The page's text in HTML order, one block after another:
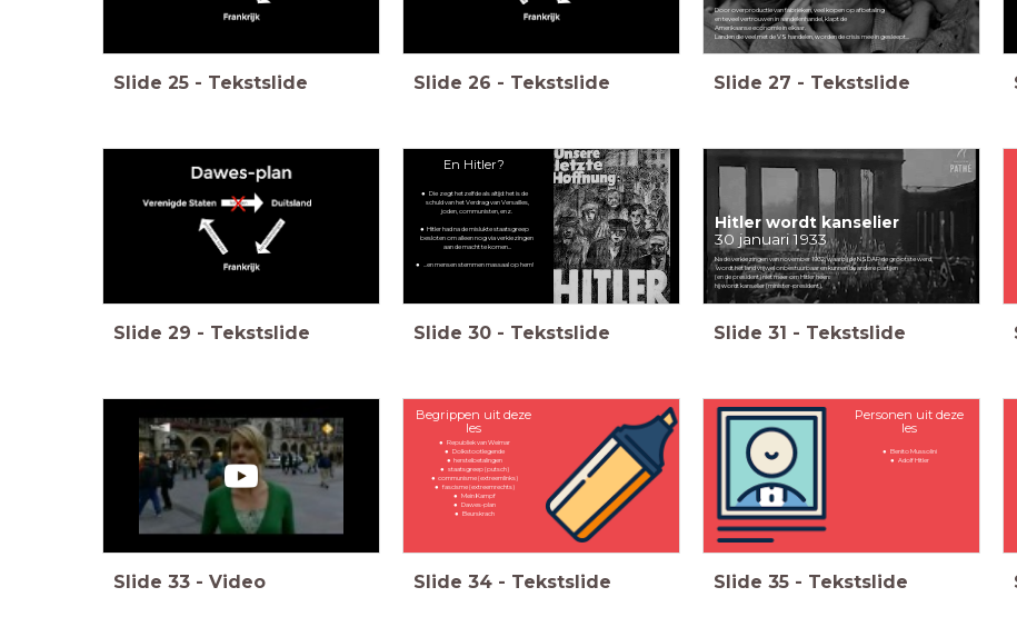
Slide 25 - Tekstslide Slide 26 - Tekstslide
Door overproductie van fabrieken, veel kopen op afbetaling
en teveel vertrouwen in aandelenhandel, klapt de
Amerikaanse economie in elkaar.
Landen die veel met de VS handelen, worden de crisis mee in gesleept...
Slide 27 - Tekstslide
Slide 29 - Tekstslide
En Hitler?
Die zegt hetzelfde als altijd: het is de
schuld van het Verdrag van Versailles,
joden, communisten, enz.
Hitler had na de mislukte staatsgreep
besloten om alleen nog via verkiezingen
aan de macht te komen...
...en mensen stemmen massaal op hem!
Slide 30 - Tekstslide
Hitler wordt kanselier
30 januari 1933
Na de verkiezingen van november 1932, waarbij de NSDAP de grootste werd,
wordt het land vrijwel onbestuurbaar en kunnen de andere partijen
(en de president) niet meer om Hitler heen:
hij wordt kanselier (minister-president).
Slide 31 - Tekstslide
Slide 33 - Video
Begrippen uit deze
les
Republiek van Weimar
Dolkstootlegende
herstelbetalingen
staatsgreep (putsch)
communisme (extreemlinks)
fascisme (extreemrechts)
Mein Kampf
Dawes-plan
Beurskrach
Slide 34 - Tekstslide
Personen uit deze
les
Benito Mussolini
Adolf Hitler
Slide 35 - Tekstslide